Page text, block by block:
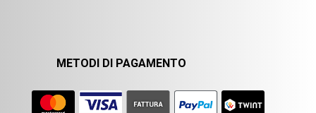
METODI DI PAGAMENTO